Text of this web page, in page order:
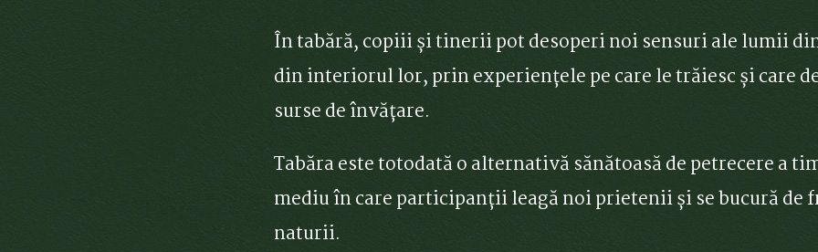
În tabără, copiii și tinerii pot desoperi noi sensuri ale lumii
din interiorul lor, prin experiențele pe care le trăiesc și care
surse de învățare.
Tabăra este totodată o alternativă sănătoasă de petrecere a
mediu în care participanții leagă noi prietenii și se bucură de
naturii.